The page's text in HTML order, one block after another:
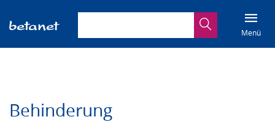
SucheMenü
Behinderung